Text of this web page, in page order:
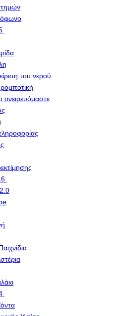
του νερού
ονειρευόμαστε